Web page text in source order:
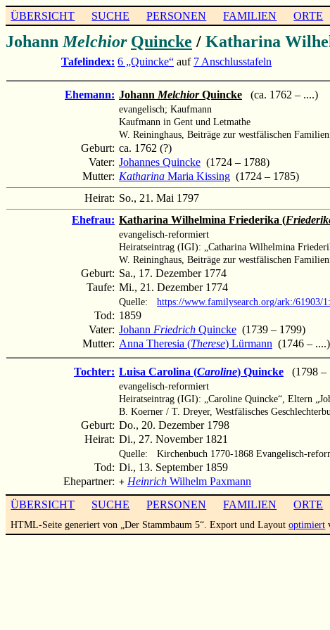
ÜBERSICHT SUCHE PERSONEN FAMILIEN ORTE
Johann Melchior Quincke / Katharina
Tafelindex: 6 „Quincke“ auf 7 Anschlusstafeln
Ehemann: Johann MelchiorQuincke (ca. 1762 – ....)
evangelisch; Kaufmann
Kaufmann in Gent und Letmathe
W. Reininghaus, Beiträge zur westfälischen
Geburt: ca. 1762 (?)
Vater: Johannes Quincke (1724 – 1788)
Mutter: Katharina Maria Kissing (1724 – 1785)
Heirat: So., 21. Mai 1797
Ehefrau: Katharina Wilhelmina Friederika (
evangelisch-reformiert
Heiratseintrag (IGI): „Catharina Wilhelmina
W. Reininghaus, Beiträge zur westfälischen
Geburt: Sa., 17. Dezember 1774
Taufe: Mi., 21. Dezember 1774
Quelle: https://www.familysearch.org/ark:/61903/
Tod: 1859
Vater: Johann Friedrich Quincke (1739 – 1799)
Mutter: Anna Theresia (Therese) Lürmann (1746 – ....)
Tochter: Luisa Carolina (Caroline) Quincke (1798 –
evangelisch-reformiert
Heiratseintrag (IGI): „Caroline Quincke“, Eltern
B. Koerner / T. Dreyer, Westfälisches
Geburt: Do., 20. Dezember 1798
Heirat: Di., 27. November 1821
Quelle: Kirchenbuch 1770-1868 Evangelisch-
Tod: Di., 13. September 1859
Ehepartner: + Heinrich Wilhelm Paxmann
ÜBERSICHT
SUCHE PERSONEN FAMILIEN ORTE
HTML-Seite generiert von „Der Stammbaum 5“. Export und Layoutoptimiert